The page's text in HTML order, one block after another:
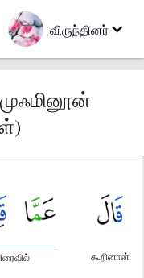
விருந்தினர்
கூறினான்